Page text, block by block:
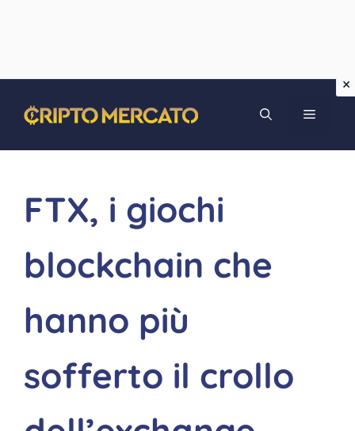
contenuto
MENU
FTX, i giochi
blockchain che
hanno più
sofferto il crollo